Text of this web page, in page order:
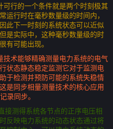
行的一个条件就是两个时刻极其
运行时在毫秒数量级的时间内，
此下一时刻的系统状态可以近似
是实际中，这种毫秒数量级的时
有可能出现。
术能够精确测量电力系统的电气
状态静态稳定监测它对于监测电
于检测并预防可能的系统失稳情
是同步相量测量技术的核心应用
录同步。
接测得系统各节点的正序电压相
反映电力系统的动态状态通过将